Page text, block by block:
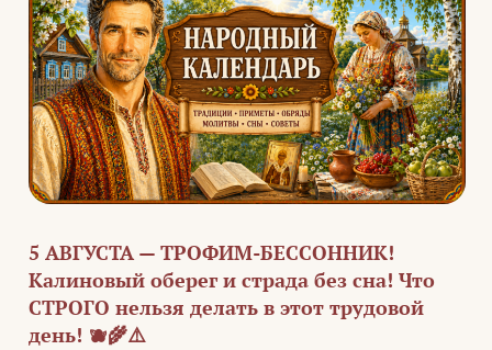
5 АВГУСТА — ТРОФИМ-БЕССОННИК!
Калиновый оберег и страда без сна! Что
СТРОГО нельзя делать в этот трудовой
день! 🫐🌾⚠️